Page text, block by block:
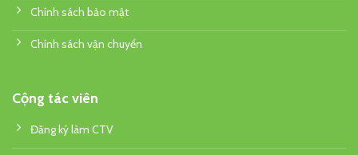
Chính sách bảo mật
Chính sách vận chuyển
Cộng tác viên
Đăng ký làm CTV